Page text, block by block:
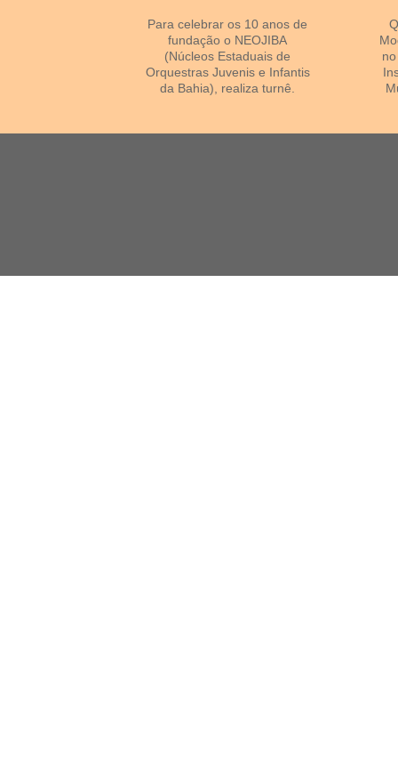
Para celebrar os 10 anos de
fundação o NEOJIBA
(Núcleos Estaduais de
Orquestras Juvenis e Infantis
da Bahia), realiza turnê.